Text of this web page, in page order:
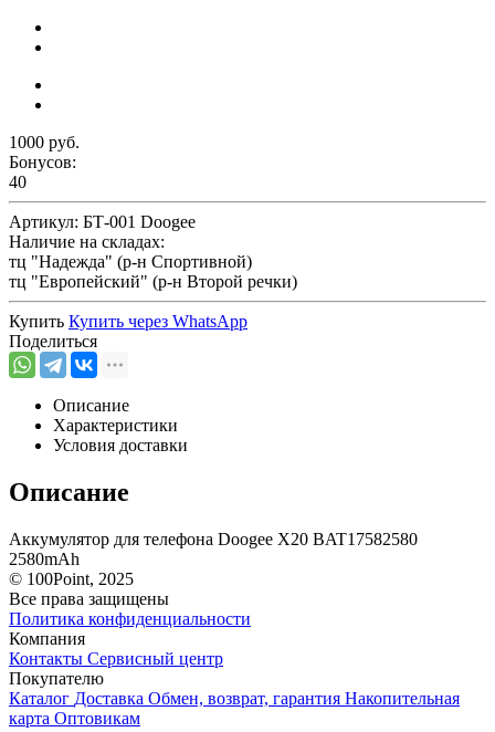
1000 руб.
Бонусов:
40
Артикул: БТ-001 Doogee
Наличие на складах:
тц "Надежда" (р-н Спортивной)
тц "Европейский" (р-н Второй речки)
Купить Купить через WhatsApp
Поделиться
Описание
Характеристики
Условия доставки
Описание
Aккумулятор для телефона Doogee X20 BAT17582580
2580mAh
© 100Point, 2025
Все права защищены
Политика конфиденциальности
Компания
Контакты Сервисный центр
Покупателю
Каталог Доставка Обмен, возврат, гарантия Накопительная
карта Оптовикам